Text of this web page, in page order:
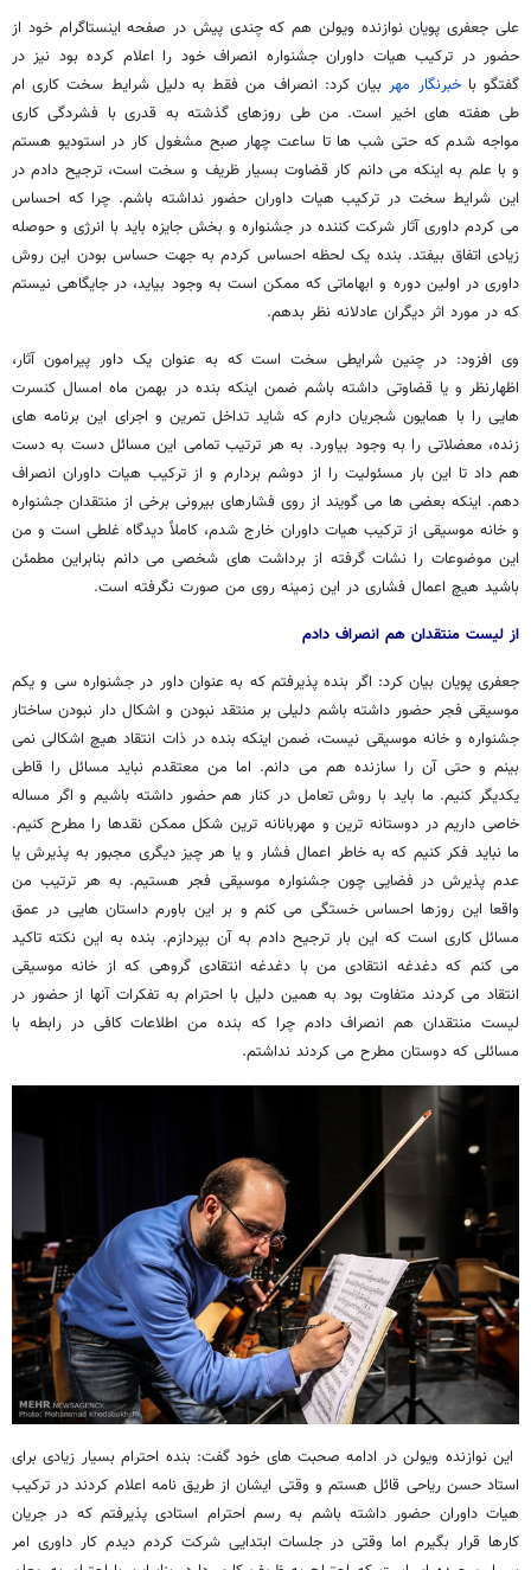
علی جعفری پویان نوازنده ویولن هم که چندی پیش در صفحه اینستاگرام خود از
حضور در ترکیب هیات داوران جشنواره انصراف خود را اعلام کرده بود نیز در
گفتگو باخبرنگار مهربیان کرد: انصراف من فقط به دلیل شرایط سخت کاری ام
طی هفته های اخیر است. من طی روزهای گذشته به قدری با فشردگی کاری
مواجه شدم که حتی شب ها تا ساعت چهار صبح مشغول کار در استودیو هستم
و با علم به اینکه می دانم کار قضاوت بسیار ظریف و سخت است، ترجیح دادم در
این شرایط سخت در ترکیب هیات داوران حضور نداشته باشم. چرا که احساس
می کردم داوری آثار شرکت کننده در جشنواره و بخش جایزه باید با انرژی و حوصله
زیادی اتفاق بیفتد. بنده یک لحظه احساس کردم به جهت حساس بودن این روش
داوری در اولین دوره و ابهاماتی که ممکن است به وجود بیاید، در جایگاهی نیستم
که در مورد اثر دیگران عادلانه نظر بدهم.
وی افزود: در چنین شرایطی سخت است که به عنوان یک داور پیرامون آثار،
اظهارنظر و یا قضاوتی داشته باشم ضمن اینکه بنده در بهمن ماه امسال کنسرت
هایی را با همایون شجریان دارم که شاید تداخل تمرین و اجرای این برنامه های
زنده، معضلاتی را به وجود بیاورد. به هر ترتیب تمامی این مسائل دست به دست
هم داد تا این بار مسئولیت را از دوشم بردارم و از ترکیب هیات داوران انصراف
دهم. اینکه بعضی ها می گویند از روی فشارهای بیرونی برخی از منتقدان جشنواره
و خانه موسیقی از ترکیب هیات داوران خارج شدم، کاملاً دیدگاه غلطی است و من
این موضوعات را نشات گرفته از برداشت های شخصی می دانم بنابراین مطمئن
باشید هیچ اعمال فشاری در این زمینه روی من صورت نگرفته است.
از لیست منتقدان هم انصراف دادم
جعفری پویان بیان کرد: اگر بنده پذیرفتم که به عنوان داور در جشنواره سی و یکم
موسیقی فجر حضور داشته باشم دلیلی بر منتقد نبودن و اشکال دار نبودن ساختار
جشنواره و خانه موسیقی نیست، ضمن اینکه بنده در ذات انتقاد هیچ اشکالی نمی
بینم و حتی آن را سازنده هم می دانم. اما من معتقدم نباید مسائل را قاطی
یکدیگر کنیم. ما باید با روش تعامل در کنار هم حضور داشته باشیم و اگر مساله
خاصی داریم در دوستانه ترین و مهربانانه ترین شکل ممکن نقدها را مطرح کنیم.
ما نباید فکر کنیم که به خاطر اعمال فشار و یا هر چیز دیگری مجبور به پذیرش یا
عدم پذیرش در فضایی چون جشنواره موسیقی فجر هستیم. به هر ترتیب من
واقعا این روزها احساس خستگی می کنم و بر این باورم داستان هایی در عمق
مسائل کاری است که این بار ترجیح دادم به آن بپردازم. بنده به این نکته تاکید
می کنم که دغدغه انتقادی من با دغدغه انتقادی گروهی که از خانه موسیقی
انتقاد می کردند متفاوت بود به همین دلیل با احترام به تفکرات آنها از حضور در
لیست منتقدان هم انصراف دادم چرا که بنده من اطلاعات کافی در رابطه با
مسائلی که دوستان مطرح می کردند نداشتم.
این نوازنده ویولن در ادامه صحبت های خود گفت: بنده احترام بسیار زیادی برای
استاد حسن ریاحی قائل هستم و وقتی ایشان از طریق نامه اعلام کردند در ترکیب
هیات داوران حضور داشته باشم به رسم احترام استادی پذیرفتم که در جریان
کارها قرار بگیرم اما وقتی در جلسات ابتدایی شرکت کردم دیدم کار داوری امر